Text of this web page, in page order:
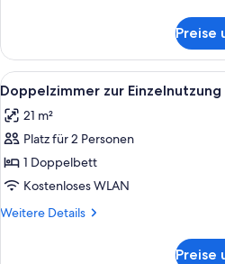
1 Einzelbett
Preise
Alle
Fotos
für
Doppelzimmer
zur
Einzelnutzung
anzeigen
5
Doppelzimmer zur Einzelnutzung
21 m²
Platz für 2 Personen
1 Doppelbett
Kostenloses WLAN
Weitere Details
Weitere
Preise